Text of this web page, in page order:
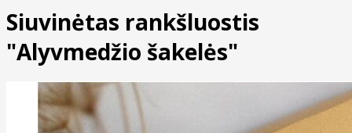
Siuvinėtas rankšluostis
"Alyvmedžio šakelės"